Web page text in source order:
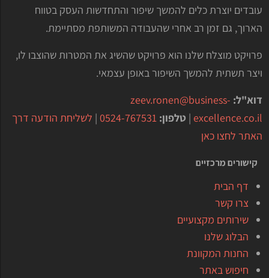
עובדים יוצרת כלים להמשך שיפור והתחדשות העסק בטווח
הארוך, גם זמן רב אחרי שהעבודה המשותפת מסתיימת.
פרויקט מוצלח שלנו הוא פרויקט שהשיג את המטרות שהוצבו לו,
ויצר תשתית להמשך השיפור באופן עצמאי.
דוא"ל: zeev.ronen@business-
excellence.co.il
| טלפון: 0524-767531
| לשליחת הודעה דרך
האתר לחצו כאן
קישורים מרכזיים
דף הבית
צרו קשר
שירותים מקצועיים
הבלוג שלנו
החנות המקוונת
חיפוש באתר